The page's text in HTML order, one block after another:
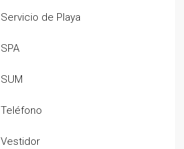
Servicio de Playa
SPA
SUM
Teléfono
Vestidor